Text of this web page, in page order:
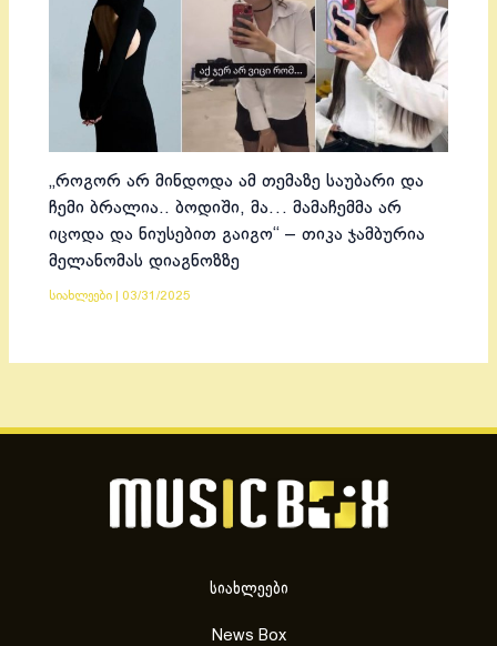
„როგორ არ მინდოდა ამ თემაზე საუბარი და
ჩემი ბრალია.. ბოდიში, მა… მამაჩემმა არ
იცოდა და ნიუსებით გაიგო“ – თიკა ჯამბურია
მელანომას დიაგნოზზე
სიახლეები 03/31/2025
სიახლეები
News Box